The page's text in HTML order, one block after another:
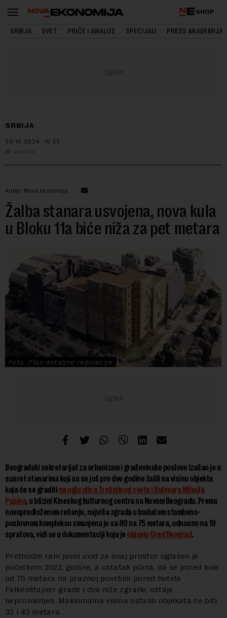
SHOP
SRBIJA SVET PRIČE I ANALIZE SPECIJALI PRESS AKADEMIJA
SRBIJA
30.10.2024. 15:33
Beoinfo
Autor: Nova ekonomija
Žalba stanara usvojena, nova kula
u Bloku 11a biće niža za pet metara
Foto: Plan detaljne regulacije
Beogradski sekretarijat za urbanizam i građevinske poslove izašao je u
susret stanarima koji su se još pre dve godine žalili na visinu objekta
koja će se graditi na uglu ulica Trešnjinog cveta i Bulevara Mihajla
Pupina, u blizini Kineskog kulturnog centra na Novom Beogradu. Prema
novopredloženom rešenju, najviša zgrada u budućem stambeno-
poslovnom kompleksu smanjena je sa 80 na 75 metara, odnosno na 19
spratova, vidi se u dokumentaciji koju je objavio Grad Beograd.
Prethodni rani javni uvid za ovaj prostor oglašen je
početkom 2022. godine, a ostatak plana, da se pored kule
od 75 metara na praznoj površini pored hotela
Falkenštajner grade i dve niže zgrade, ostaje
nepromenjen. Maksimalna visina ostalih objekata će biti
32 i 43 metara.